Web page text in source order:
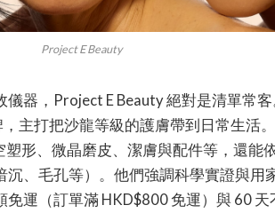
Project E Beauty
器，Project E Beauty 絕對是清單常
主打把沙龍等級的護膚帶到日常生活
塑形、微晶磨皮、潔膚與配件等，還能
沉、毛孔等）。他們強調科學實證與用
運（訂單滿 HKD$800 免運）與 60 天